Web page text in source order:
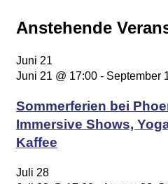
Anstehende
Juni 21
Juni 21 @ 17:00 - September
Sommerferien bei
Immersive Shows,
Kaffee
Juli 28